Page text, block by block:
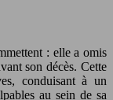
son décès. Cette
conduisant à un
au sein de sa